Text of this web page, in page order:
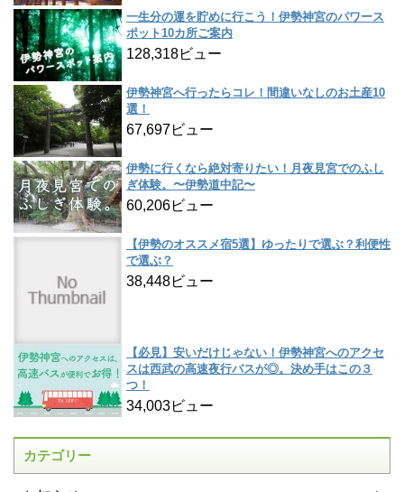
一生分の運を貯めに行こう！伊勢神宮のパワース
ポット10カ所ご案内
128,318ビュー
伊勢神宮へ行ったらコレ！間違いなしのお土産10
選！
67,697ビュー
伊勢に行くなら絶対寄りたい！月夜見宮でのふし
ぎ体験。〜伊勢道中記〜
60,206ビュー
【伊勢のオススメ宿5選】ゆったりで選ぶ？利便性
で選ぶ？
38,448ビュー
【必見】安いだけじゃない！伊勢神宮へのアクセ
スは西武の高速夜行バスが◎。決め手はこの３
つ！
34,003ビュー
カテゴリー